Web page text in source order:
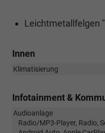
Leichtmetallfelgen
Innen
Klimatisierung
Infotainment &
Audioanlage
Radio/MP3-Player, Radio,